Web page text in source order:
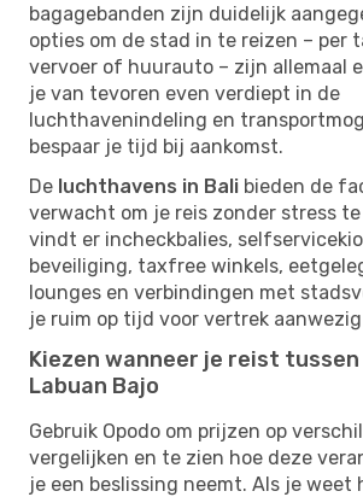
bagagebanden zijn duidelijk
opties om de stad in te reizen – per
vervoer of huurauto – zijn allemaal
je van tevoren even verdiept in de
luchthavenindeling en
bespaar je tijd bij aankomst.
De luchthavens in Bali bieden de
verwacht om je reis zonder stress
vindt er incheckbalies,
beveiliging, taxfree winkels,
lounges en verbindingen met
je ruim op tijd voor vertrek
Kiezen wanneer je reist tussen
Labuan Bajo
Gebruik Opodo om prijzen op
vergelijken en te zien hoe deze
je een beslissing neemt. Als je weet